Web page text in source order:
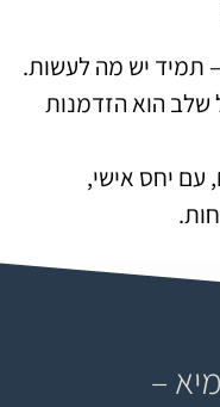
תמיד יש מה לעשות.
שלב הוא הזדמנות
עם יחס אישי,
–